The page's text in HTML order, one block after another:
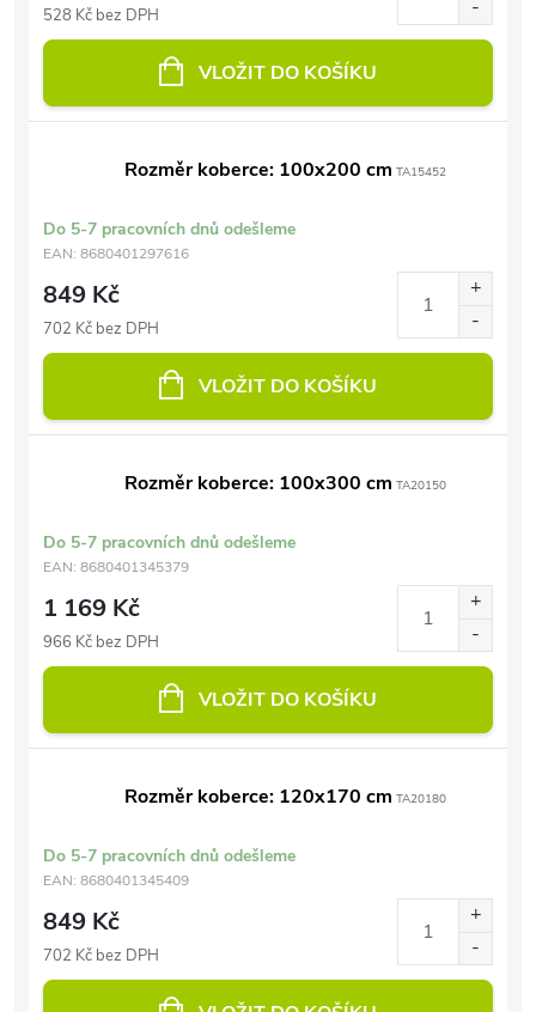
528 Kč bez DPH
VLOŽIT DO KOŠÍKU
Rozměr koberce: 100x200 cm TA15452
Do 5-7 pracovních dnů odešleme
EAN: 8680401297616
849 Kč
702 Kč bez DPH
VLOŽIT DO KOŠÍKU
Rozměr koberce: 100x300 cm TA20150
Do 5-7 pracovních dnů odešleme
EAN: 8680401345379
1 169 Kč
966 Kč bez DPH
VLOŽIT DO KOŠÍKU
Rozměr koberce: 120x170 cm TA20180
Do 5-7 pracovních dnů odešleme
EAN: 8680401345409
849 Kč
702 Kč bez DPH